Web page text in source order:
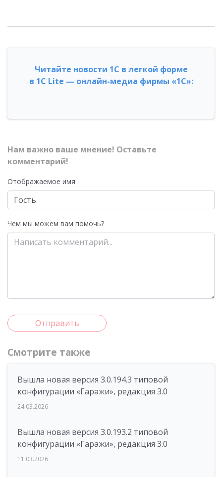
Читайте новости 1С в легкой форме
в 1С Lite — онлайн-медиа фирмы «1С»:
Нам важно ваше мнение! Оставьте
комментарий!
Отображаемое имя
Чем мы можем вам помочь?
Отправить
Смотрите также
Вышла новая версия 3.0.194.3 типовой
конфигурации «Гаражи», редакция 3.0
24.03.2026
Вышла новая версия 3.0.193.2 типовой
конфигурации «Гаражи», редакция 3.0
11.03.2026